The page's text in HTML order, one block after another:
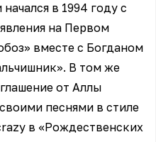
в 1994 году с
на Первом
вместе с Богданом
В том же
от Аллы
песнями в стиле
в «Рождественских